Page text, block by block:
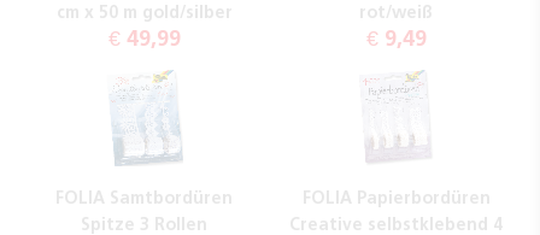
cm x 50 m gold/silber
€ 49,99
rot/weiß
€ 9,49
FOLIA Samtbordüren
Spitze 3 Rollen
FOLIA Papierbordüren
Creative selbstklebend 4